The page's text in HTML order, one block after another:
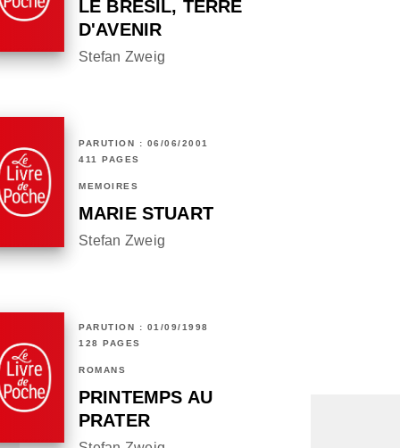
LE BRÉSIL, TERRE
D'AVENIR
Stefan Zweig
PARUTION : 06/06/2001
411 PAGES
MÉMOIRES
MARIE STUART
Stefan Zweig
PARUTION : 01/09/1998
128 PAGES
ROMANS
PRINTEMPS AU
PRATER